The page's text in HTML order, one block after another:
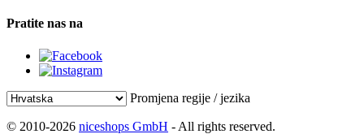
Pratite nas na
Promjena regije / jezika
© 2010-2026 niceshops GmbH - All rights reserved.